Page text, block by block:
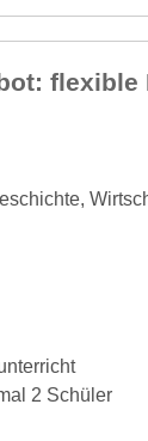
flexible
2 Schüler